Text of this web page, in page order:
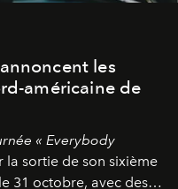
les
américaine de
« Everybody
la sortie de son sixième
31 octobre, avec des